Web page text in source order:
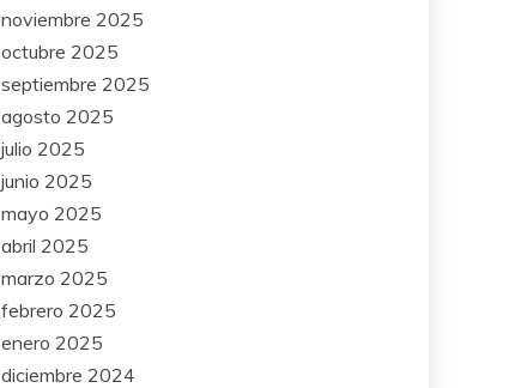
noviembre 2025
octubre 2025
septiembre 2025
agosto 2025
julio 2025
junio 2025
mayo 2025
abril 2025
marzo 2025
febrero 2025
enero 2025
diciembre 2024